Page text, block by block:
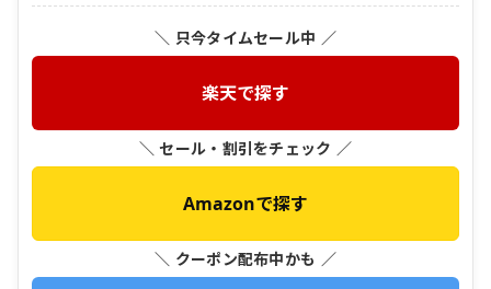
＼ 只今タイムセール中 ／
楽天で探す
＼ セール・割引をチェック ／
Amazonで探す
＼ クーポン配布中かも ／